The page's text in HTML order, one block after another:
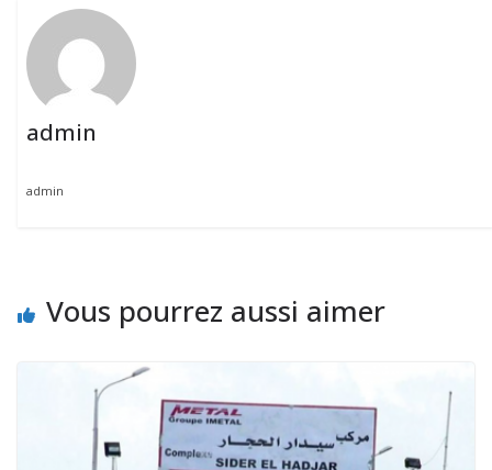
admin
admin
Vous pourrez aussi aimer